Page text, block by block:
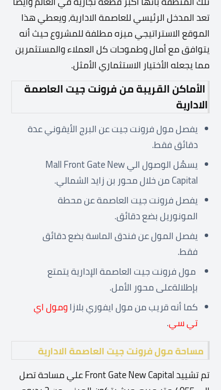
تعد المدخل الرئيسي للعاصمة الادارية، ويعطي هذا
الموقع الاستراتيجي ميزه مطلفة للمشروع حيث أنه
يتوافق مع أمال وطموحات كل العملاء والمستثمرين
مما يجعله الأختيار الاستثماري الأمثل.
الأماكن القريبة من فرونت جيت العاصمة
الادارية
يفصل مول فرونت جيت عن البرج الأيقوني عدة
دقائق فقط.
يسهُل الوصول الي Mall Front Gate New
Capital من خلال محور بن زايد الشمالي.
يفصل فرونت جيت العاصمة عن محطة
المونوريل بضع دقائق.
يفصل المول عن فندق الماسة بضع دقائق
فقط.
مول فرونت جيت العاصمة الإدارية يتمتع
بإطلالةعلى محور الأمل.
كما أنه قريب من مول ايفوري بلازاومول اي
تي سي.
مساحة مول فرونت جيت العاصمة الادارية
تم تشييد Front Gate New Capital علي مساحة تصل